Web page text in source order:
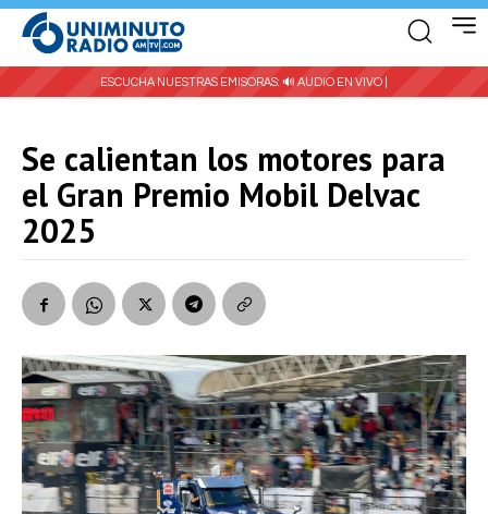
ESCUCHA NUESTRAS EMISORAS: 🔊 AUDIO EN VIVO |
Se calientan los motores para
el Gran Premio Mobil Delvac
2025